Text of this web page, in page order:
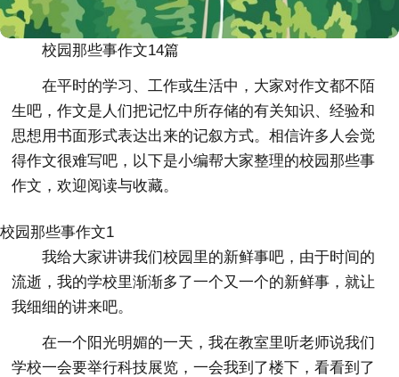
校园那些事作文14篇
在平时的学习、工作或生活中，大家对作文都不陌
生吧，作文是人们把记忆中所存储的有关知识、经验和
思想用书面形式表达出来的记叙方式。相信许多人会觉
得作文很难写吧，以下是小编帮大家整理的校园那些事
作文，欢迎阅读与收藏。
校园那些事作文1
我给大家讲讲我们校园里的新鲜事吧，由于时间的
流逝，我的学校里渐渐多了一个又一个的新鲜事，就让
我细细的讲来吧。
在一个阳光明媚的一天，我在教室里听老师说我们
学校一会要举行科技展览，一会我到了楼下，看看到了